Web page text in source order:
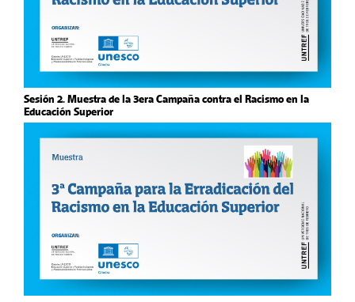
Sesión 2. Muestra de la 3era Campaña contra el Racismo en la
Educación Superior